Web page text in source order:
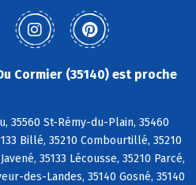
Cormier (35140) est proche
35560 St-Rémy-du-Plain, 35460
Billé, 35210 Combourtillé, 35210
35133 Lécousse, 35210 Parcé,
des-Landes, 35140 Gosné, 35140